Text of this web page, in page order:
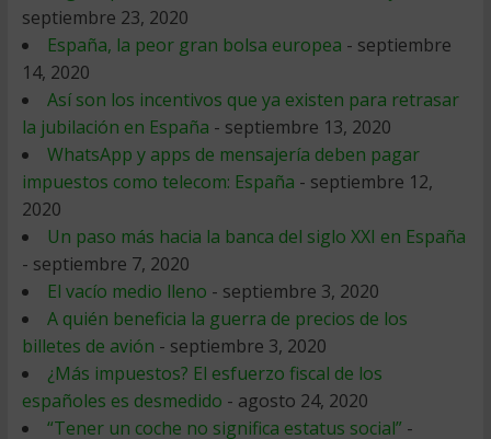
septiembre 23, 2020
España, la peor gran bolsa europea - septiembre
14, 2020
Así son los incentivos que ya existen para retrasar
la jubilación en España - septiembre 13, 2020
WhatsApp y apps de mensajería deben pagar
impuestos como telecom: España - septiembre 12,
2020
Un paso más hacia la banca del siglo XXI en España
- septiembre 7, 2020
El vacío medio lleno - septiembre 3, 2020
A quién beneficia la guerra de precios de los
billetes de avión - septiembre 3, 2020
¿Más impuestos? El esfuerzo fiscal de los
españoles es desmedido - agosto 24, 2020
“Tener un coche no significa estatus social” -